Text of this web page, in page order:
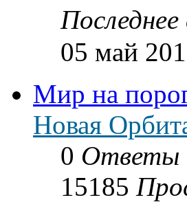
05 май
Мир на
Новая
0 Ответы
15185